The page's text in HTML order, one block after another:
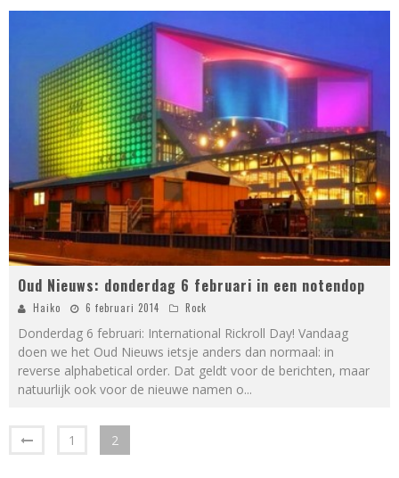
Oud Nieuws: donderdag 6 februari in een notendop
Haiko 6 februari 2014 Rock
Donderdag 6 februari: International Rickroll Day! Vandaag
doen we het Oud Nieuws ietsje anders dan normaal: in
reverse alphabetical order. Dat geldt voor de berichten, maar
natuurlijk ook voor de nieuwe namen o...
1 2